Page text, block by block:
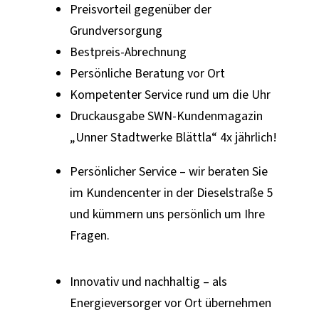
Preisvorteil gegenüber der
Grundversorgung
Bestpreis-Abrechnung
Persönliche Beratung vor Ort
Kompetenter Service rund um die Uhr
Druckausgabe SWN-Kundenmagazin
„Unner Stadtwerke Blättla“ 4x jährlich!
Persönlicher Service – wir beraten Sie
im Kundencenter in der Dieselstraße 5
und kümmern uns persönlich um Ihre
Fragen.
Innovativ und nachhaltig – als
Energieversorger vor Ort übernehmen